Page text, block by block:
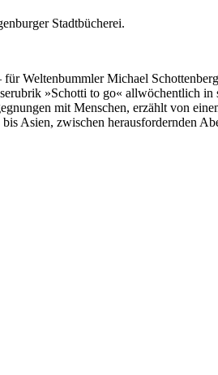
Stadtbücherei.
Weltenbummler Michael
»Schotti to go« allwöchentlich
mit Menschen, erzählt von
Asien, zwischen herausfordernden